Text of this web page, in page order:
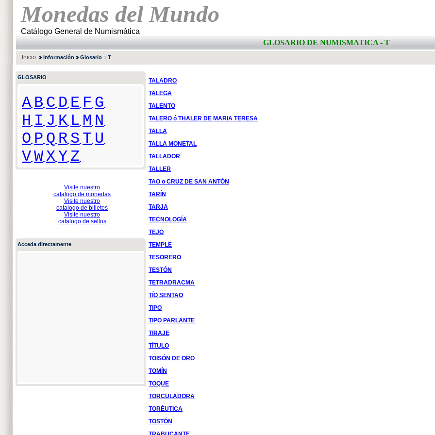
Monedas del Mundo
Catálogo General de Numismática
GLOSARIO DE NUMISMATICA - T
Inicio Información Glosario T
GLOSARIO
A B C D E F G
H I J K L M N
O P Q RS T U
VWXYZ
Visite nuestro
catalogo de monedas
Visite nuestro
catalogo de billetes
Visite nuestro
catalogo de sellos
Acceda directamente
TALADRO
TALEGA
TALENTO
TALERO ó THALER DE MARIA TERESA
TALLA
TALLA MONETAL
TALLADOR
TALLER
TAO o CRUZ DE SAN ANTÓN
TARÍN
TARJA
TECNOLOGÍA
TEJO
TEMPLE
TESORERO
TESTÓN
TETRADRACMA
TÍO SENTAO
TIPO
TIPO PARLANTE
TIRAJE
TÍTULO
TOISÓN DE ORO
TOMÍN
TOQUE
TORCULADORA
TORÉUTICA
TOSTÓN